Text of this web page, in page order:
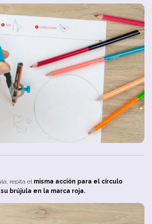
repita el misma acción para el círculo
brújula en la marca roja.